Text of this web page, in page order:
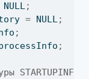
NULL;
= NULL;
;
;
STARTUPINFO